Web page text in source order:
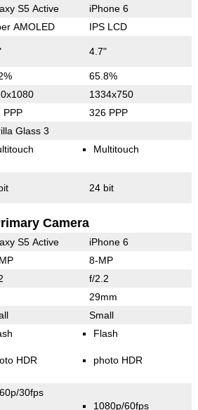
S5 Active iPhone 6
AMOLED IPS LCD
4.7"
65.8%
1334x750
PPP 326 PPP
Glass 3
Multitouch
24 bit
Camera
S5 Active iPhone 6
8-MP
f/2.2
29mm
Small
HDR
Flash
photo HDR
30fps
1080p/60fps